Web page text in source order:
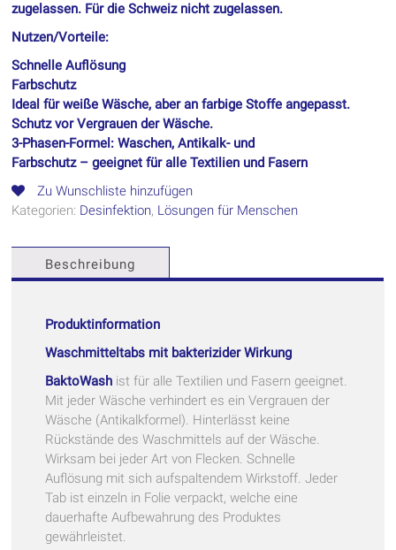
zugelassen. Für die Schweiz nicht zugelassen.
Nutzen/Vorteile:
Schnelle Auflösung
Farbschutz
Ideal für weiße Wäsche, aber an farbige Stoffe angepasst.
Schutz vor Vergrauen der Wäsche.
3-Phasen-Formel: Waschen, Antikalk- und
Farbschutz – geeignet für alle Textilien und Fasern
Zu Wunschliste hinzufügen
Kategorien: Desinfektion, Lösungen für Menschen
Beschreibung
Produktinformation
Waschmitteltabs mit bakterizider Wirkung
BaktoWashist für alle Textilien und Fasern geeignet.
Mit jeder Wäsche verhindert es ein Vergrauen der
Wäsche (Antikalkformel). Hinterlässt keine
Rückstände des Waschmittels auf der Wäsche.
Wirksam bei jeder Art von Flecken. Schnelle
Auflösung mit sich aufspaltendem Wirkstoff. Jeder
Tab ist einzeln in Folie verpackt, welche eine
dauerhafte Aufbewahrung des Produktes
gewährleistet.